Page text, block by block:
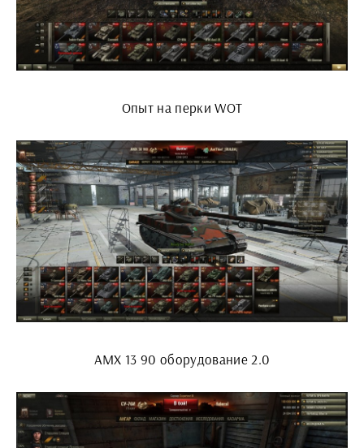
Опыт на перки WOT
AMX 13 90 оборудование 2.0